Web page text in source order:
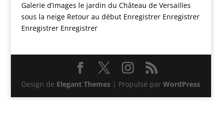
Galerie d’images le jardin du Château de Versailles
sous la neige Retour au début Enregistrer Enregistrer
Enregistrer Enregistrer
Design de Elegant Themes | Propulsé parWordPress